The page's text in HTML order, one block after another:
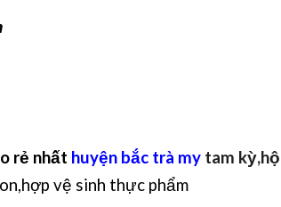
rẻ nhất huyện bắc trà my tam
vệ sinh thực phẩm